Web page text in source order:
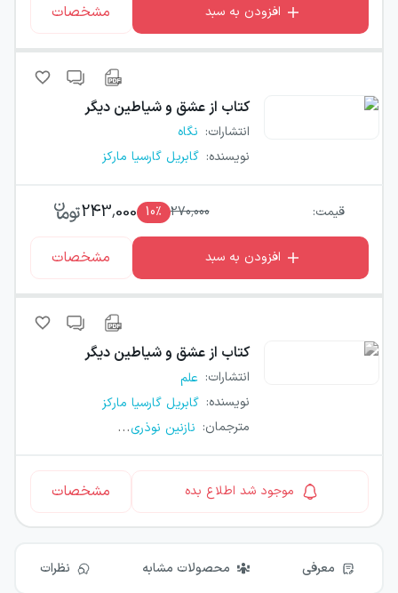
افزودن به سبد مشخصات
کتاب از عشق و شیاطین دیگر
انتشارات: نگاه
نویسنده: گابریل گارسیا مارکز
قیمت: 270,000
10٪ 243,000
افزودن به سبد مشخصات
کتاب از عشق و شیاطین دیگر
انتشارات: علم
نویسنده: گابریل گارسیا مارکز
مترجمان: نازنین نوذری...
موجود شد اطلاع بده مشخصات
معرفی محصولات مشابه نظرات